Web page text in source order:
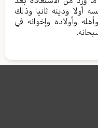
أولا ودينه ثانيا وذلك
وأولاده وإخوانه في